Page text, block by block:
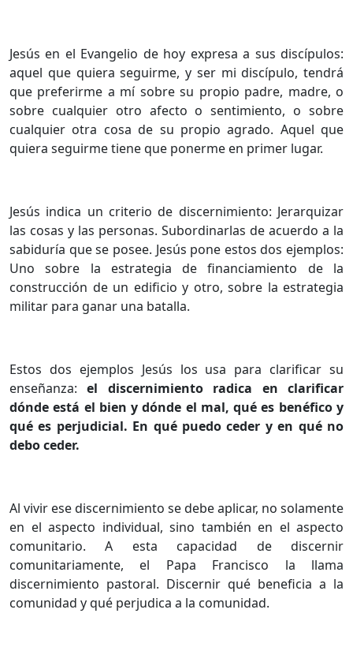
Jesús en el Evangelio de hoy expresa a sus discípulos:
aquel que quiera seguirme, y ser mi discípulo, tendrá
que preferirme a mí sobre su propio padre, madre, o
sobre cualquier otro afecto o sentimiento, o sobre
cualquier otra cosa de su propio agrado. Aquel que
quiera seguirme tiene que ponerme en primer lugar.
Jesús indica un criterio de discernimiento: Jerarquizar
las cosas y las personas. Subordinarlas de acuerdo a la
sabiduría que se posee. Jesús pone estos dos ejemplos:
Uno sobre la estrategia de financiamiento de la
construcción de un edificio y otro, sobre la estrategia
militar para ganar una batalla.
Estos dos ejemplos Jesús los usa para clarificar su
enseñanza:el discernimiento radica en clarificar
dónde está el bien y dónde el mal, qué es benéfico y
qué es perjudicial. En qué puedo ceder y en qué no
debo ceder.
Al vivir ese discernimiento se debe aplicar, no solamente
en el aspecto individual, sino también en el aspecto
comunitario. A esta capacidad de discernir
comunitariamente, el Papa Francisco la llama
discernimiento pastoral. Discernir qué beneficia a la
comunidad y qué perjudica a la comunidad.